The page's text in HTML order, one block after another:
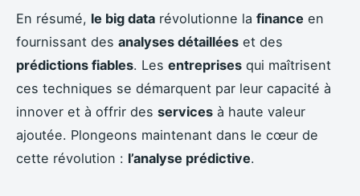
En résumé, le big data révolutionne la finance en
fournissant des analyses détaillées et des
prédictions fiables. Les entreprises qui maîtrisent
ces techniques se démarquent par leur capacité à
innover et à offrir des services à haute valeur
ajoutée. Plongeons maintenant dans le cœur de
cette révolution : l’analyse prédictive.